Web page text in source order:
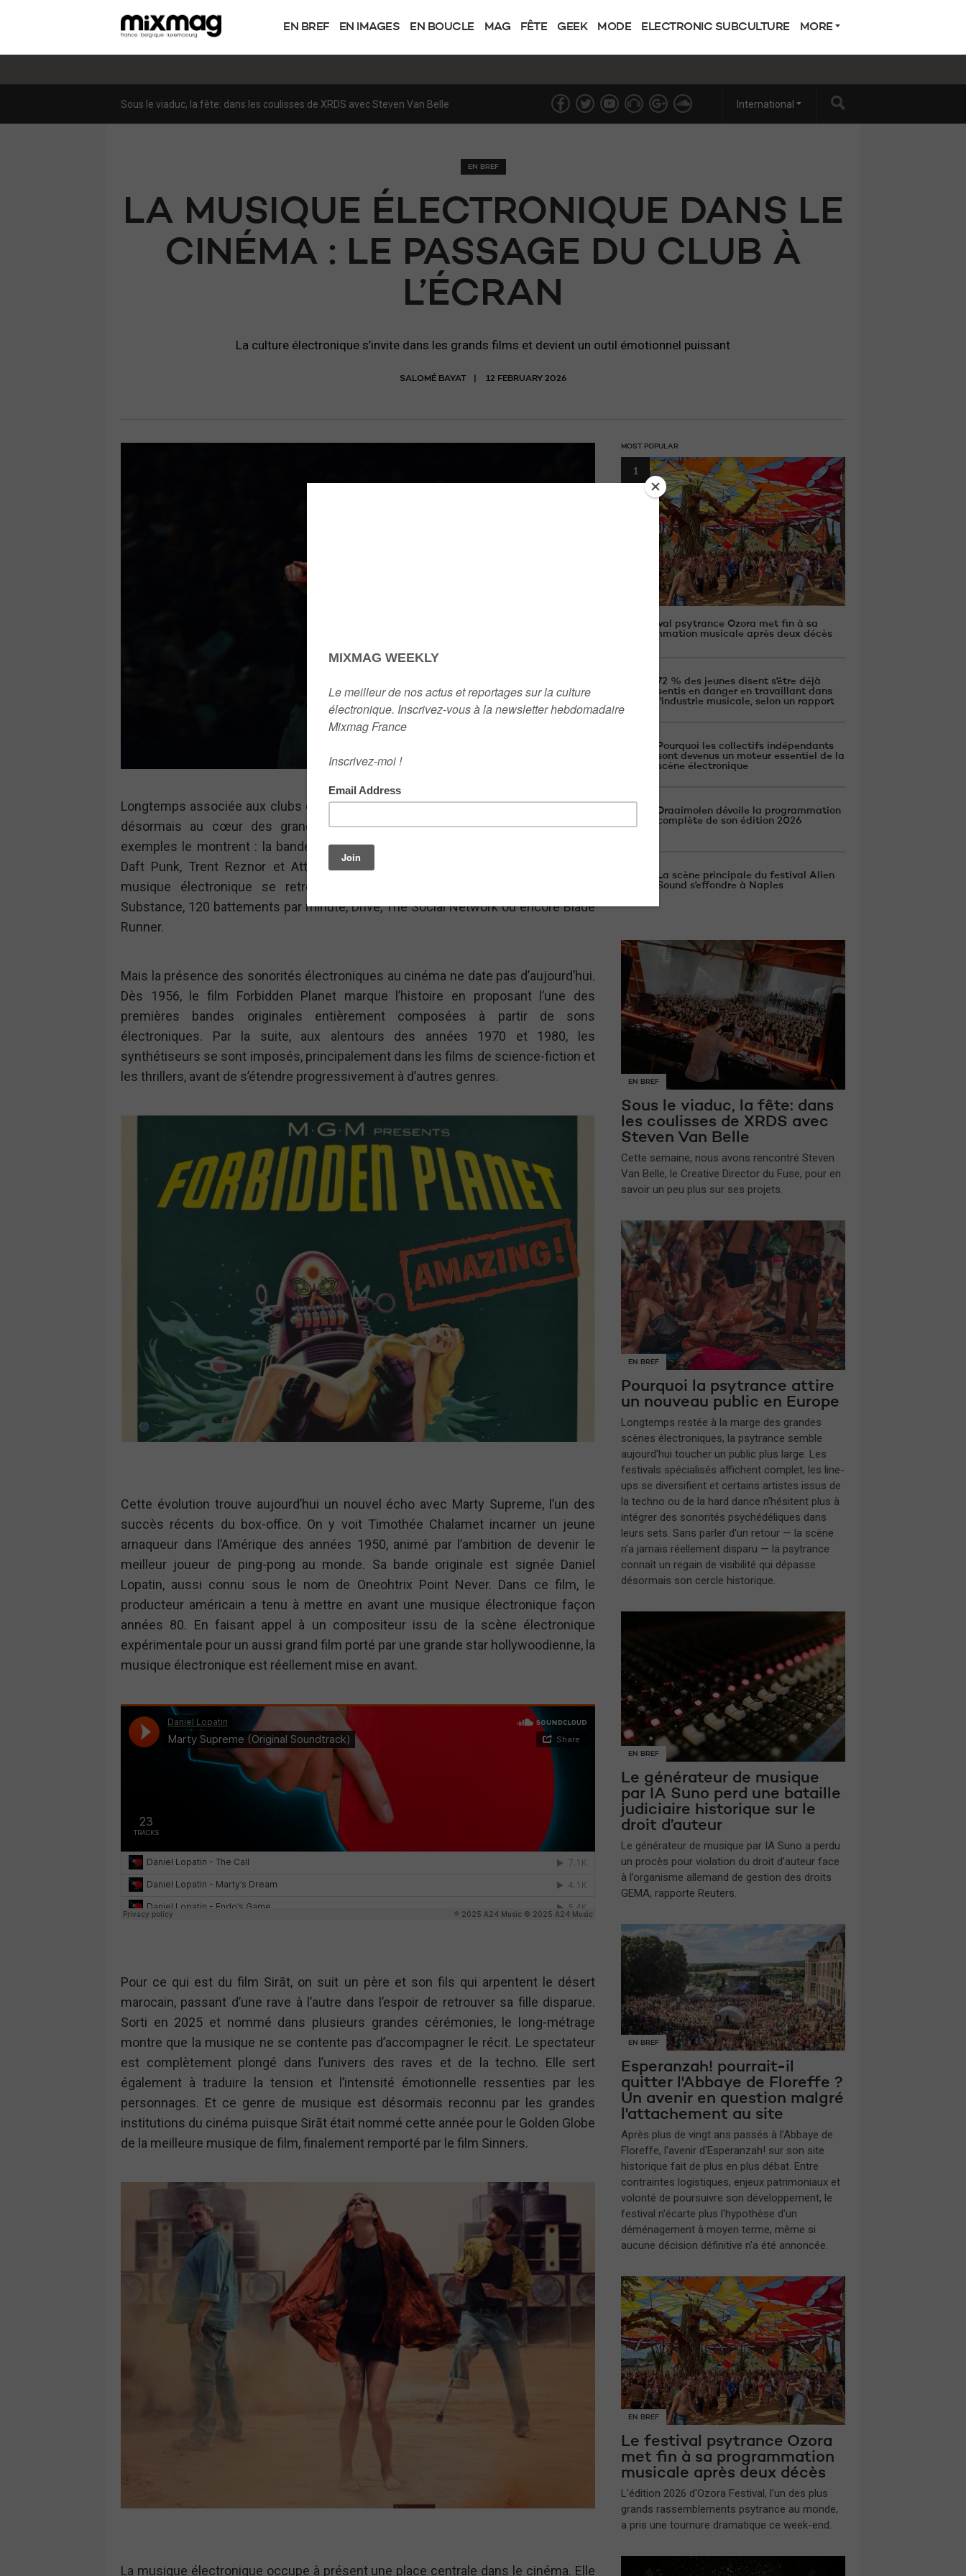
EN BREF EN IMAGES EN BOUCLE MAG FÊTE GEEK MODE ELECTRONIC SUBCULTURE MORE
Pourquoi la psytrance attire un nouveau public en Europe International
EN BREF
LA MUSIQUE ÉLECTRONIQUE DANS LE
CINÉMA : LE PASSAGE DU CLUB À
L’ÉCRAN
La culture électronique s’invite dans les grands films et devient un outil émotionnel puissant
SALOMÉ BAYAT 12 FEBRUARY 2026
Longtemps associée aux clubs et aux festivals, la musique électronique s’impose
désormais au cœur des grandes productions cinématographiques. Plusieurs
exemples le montrent : la bande originale de Tron : Legacy a été réalisée par les
Daft Punk, Trent Reznor et Atticus Ross ont signé celle de Challengers et la
musique électronique se retrouve également dans des films comme The
Substance, 120 battements par minute, Drive, The Social Network ou encore Blade
Runner.
Mais la présence des sonorités électroniques au cinéma ne date pas d’aujourd’hui.
Dès 1956, le film Forbidden Planet marque l’histoire en proposant l’une des
premières bandes originales entièrement composées à partir de sons
électroniques. Par la suite, aux alentours des années 1970 et 1980, les
synthétiseurs se sont imposés, principalement dans les films de science-fiction et
les thrillers, avant de s’étendre progressivement à d’autres genres.
Cette évolution trouve aujourd’hui un nouvel écho avec Marty Supreme, l’un des
succès récents du box-office. On y voit Timothée Chalamet incarner un jeune
arnaqueur dans l’Amérique des années 1950, animé par l’ambition de devenir le
meilleur joueur de ping-pong au monde. Sa bande originale est signée Daniel
Lopatin, aussi connu sous le nom de Oneohtrix Point Never. Dans ce film, le
producteur américain a tenu à mettre en avant une musique électronique façon
années 80. En faisant appel à un compositeur issu de la scène électronique
expérimentale pour un aussi grand film porté par une grande star hollywoodienne, la
musique électronique est réellement mise en avant.
Pour ce qui est du film Sirāt, on suit un père et son fils qui arpentent le désert
marocain, passant d’une rave à l’autre dans l’espoir de retrouver sa fille disparue.
Sorti en 2025 et nommé dans plusieurs grandes cérémonies, le long-métrage
montre que la musique ne se contente pas d’accompagner le récit. Le spectateur
est complètement plongé dans l’univers des raves et de la techno. Elle sert
également à traduire la tension et l’intensité émotionnelle ressenties par les
personnages. Et ce genre de musique est désormais reconnu par les grandes
institutions du cinéma puisque Sirāt était nommé cette année pour le Golden Globe
de la meilleure musique de film, finalement remporté par le film Sinners.
La musique électronique occupe à présent une place centrale dans le cinéma. Elle
MOST POPULAR
1
Le festival psytrance Ozora met fin à sa
programmation musicale après deux décès
72 % des jeunes disent s'être déjà
sentis en danger en travaillant dans
l'industrie musicale, selon un rapport
Pourquoi les collectifs indépendants
sont devenus un moteur essentiel de la
scène électronique
Draaimolen dévoile la programmation
complète de son édition 2026
La scène principale du festival Alien
Sound s'effondre à Naples
EN BREF
Sous le viaduc, la fête: dans
les coulisses de XRDS avec
Steven Van Belle
​Cette semaine, nous avons rencontré Steven
Van Belle, le Creative Director du Fuse, pour en
savoir un peu plus sur ses projets.
EN BREF
Pourquoi la psytrance attire
un nouveau public en Europe
​Longtemps restée à la marge des grandes
scènes électroniques, la psytrance semble
aujourd'hui toucher un public plus large. Les
festivals spécialisés affichent complet, les line-
ups se diversifient et certains artistes issus de
la techno ou de la hard dance n'hésitent plus à
intégrer des sonorités psychédéliques dans
leurs sets. Sans parler d'un retour — la scène
n'a jamais réellement disparu — la psytrance
connaît un regain de visibilité qui dépasse
désormais son cercle historique.
EN BREF
Le générateur de musique
par IA Suno perd une bataille
judiciaire historique sur le
droit d’auteur
Le générateur de musique par IA Suno a perdu
un procès pour violation du droit d’auteur face
à l’organisme allemand de gestion des droits
GEMA, rapporte Reuters.
EN BREF
Esperanzah! pourrait-il
quitter l'Abbaye de Floreffe ?
Un avenir en question malgré
l'attachement au site
Après plus de vingt ans passés à l'Abbaye de
Floreffe, l'avenir d'Esperanzah! sur son site
historique fait de plus en plus débat. Entre
contraintes logistiques, enjeux patrimoniaux et
volonté de poursuivre son développement, le
festival n'écarte plus l'hypothèse d'un
déménagement à moyen terme, même si
aucune décision définitive n'a été annoncée.
EN BREF
Le festival psytrance Ozora
met fin à sa programmation
musicale après deux décès
L'édition 2026 d'Ozora Festival, l'un des plus
grands rassemblements psytrance au monde,
a pris une tournure dramatique ce week-end.